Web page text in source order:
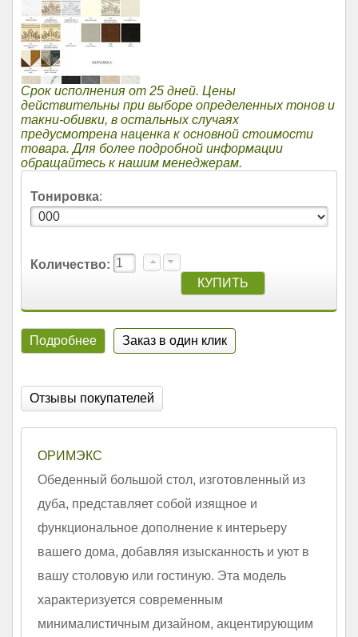
Срок исполнения от 25 дней. Цены
действительны при выборе определенных тонов и
такни-обивки, в остальных случаях
предусмотрена наценка к основной стоимости
товара. Для более подробной информации
обращайтесь к нашим менеджерам.
Тонировка:
Количество:
Подробнее Заказ в один клик
Отзывы покупателей
ОРИМЭКС
Обеденный большой стол, изготовленный из
дуба, представляет собой изящное и
функциональное дополнение к интерьеру
вашего дома, добавляя изысканность и уют в
вашу столовую или гостиную. Эта модель
характеризуется современным
минималистичным дизайном, акцентирующим